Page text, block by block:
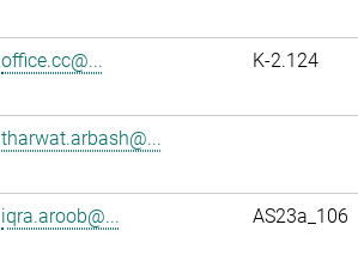
office.cc@... K-2.124
tharwat.arbash@...
iqra.aroob@... AS23a_106